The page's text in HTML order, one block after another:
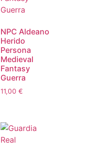
NPC Aldeano
Herido
Persona
Medieval
Fantasy
Guerra
11,00 €